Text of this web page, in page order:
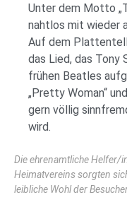
Unter dem Motto
nahtlos mit wieder
Auf dem
das Lied, das Tony
frühen Beatles
„Pretty Woman“
gern völlig
wird.
Die ehrenamtliche Helfer/
Heimatvereins sorgten
leibliche Wohl der